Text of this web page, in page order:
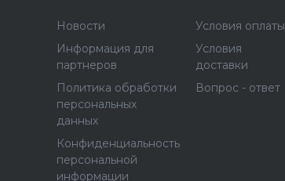
Новости
Информация для
партнеров
Политика обработки
персональных
данных
Конфиденциальность
персональной
информации
Условия оплаты
Условия
доставки
Вопрос - ответ